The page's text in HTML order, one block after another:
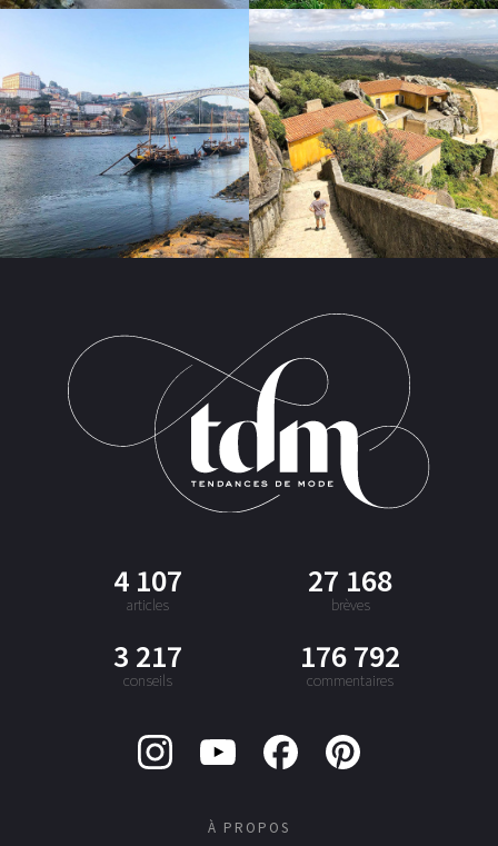
4 107
articles
27 168
brèves
3 217
conseils
176 792
commentaires
À PROPOS